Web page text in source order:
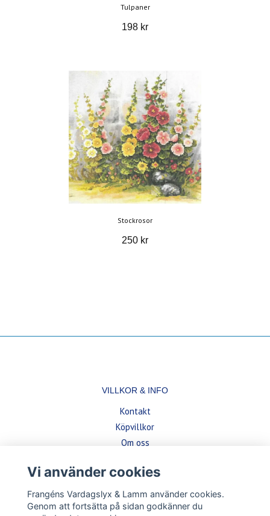
Tulpaner
198 kr
Stockrosor
250 kr
VILLKOR & INFO
Kontakt
Köpvillkor
Om oss
BETALSÄTT
Vi använder cookies
Frangéns Vardagslyx & Lamm använder cookies.
Genom att fortsätta på sidan godkänner du